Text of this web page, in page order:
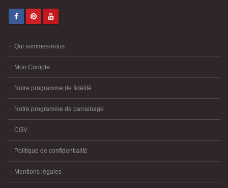
Qui sommes-nous
Mon Compte
Notre programme de fidélité
Notre programme de parrainage
CGV
Politique de confidentialité
Mentions légales